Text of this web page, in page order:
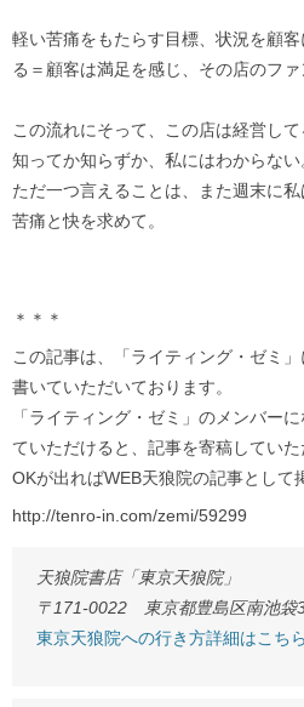
軽い苦痛をもたらす目標、状況を顧
る＝顧客は満足を感じ、その店のファ
この流れにそって、この店は経営して
知ってか知らずか、私にはわからない
ただ一つ言えることは、また週末に私
苦痛と快を求めて。
＊＊＊
この記事は、「ライティング・ゼミ
書いていただいております。
「ライティング・ゼミ」のメンバー
ていただけると、記事を寄稿してい
OKが出ればWEB天狼院の記事として
http://tenro-in.com/zemi/59299
天狼院書店「東京天狼院」
〒171-0022 東京都豊島区南池袋
東京天狼院への行き方詳細はこちら